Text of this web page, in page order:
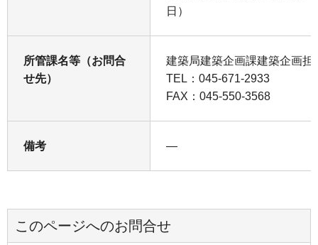
日）
所管課名等（お問合
せ先）
建築局建築企画課建築企画担
TEL：045-671-2933
FAX：045-550-3568
備考 ―
このページへのお問合せ